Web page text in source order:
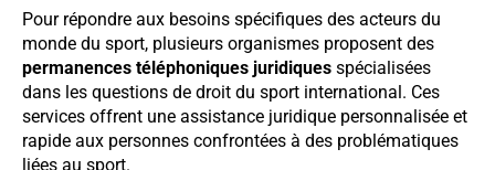
Pour répondre aux besoins spécifiques des acteurs du
monde du sport, plusieurs organismes proposent des
permanences téléphoniques juridiques spécialisées
dans les questions de droit du sport international. Ces
services offrent une assistance juridique personnalisée et
rapide aux personnes confrontées à des problématiques
liées au sport.